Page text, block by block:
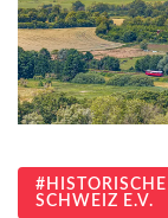
SCHWEIZ E.V.